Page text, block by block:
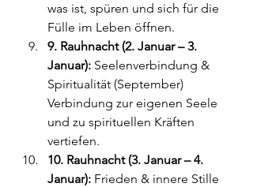
was ist, spüren und sich für die
Fülle im Leben öffnen.
9. Rauhnacht (2. Januar – 3.
Januar): Seelenverbindung &
Spiritualität (September)
Verbindung zur eigenen Seele
und zu spirituellen Kräften
vertiefen.
10. Rauhnacht (3. Januar – 4.
Januar): Frieden & innere Stille